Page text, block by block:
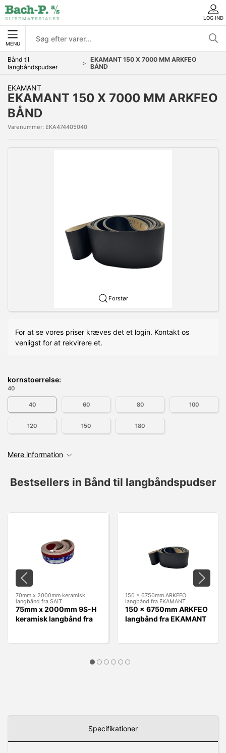
LOG IND
MENU
Bånd til
langbåndspudser
EKAMANT 150 X 7000 MM ARKFEO
BÅND
EKAMANT
EKAMANT 150 X 7000 MM ARKFEO
BÅND
Varenummer: EKA474405040
Forstør
For at se vores priser kræves det et login. Kontakt os
venligst for at rekvirere et.
kornstoerrelse:
40
40 60 80 100
120 150 180
Mere information
Bestsellers in Bånd til langbåndspudser
70mm x 2000mm keramisk
langbånd fra SAIT
75mm x 2000mm 9S-H
keramisk langbånd fra
150 x 6750mm ARKFEO
langbånd fra EKAMANT
150 x 6750mm ARKFEO
langbånd fra EKAMANT
Specifikationer